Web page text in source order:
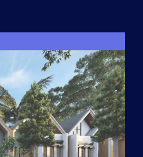
Rumah Pintar
rumahnya